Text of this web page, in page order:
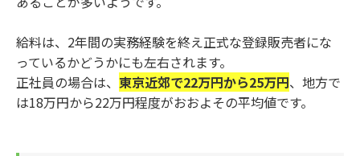
給料は、2年間の実務経験を終え正式な登録販売者にな
っているかどうかにも左右されます。
正社員の場合は、 東京近郊で22万円から25万円、地方で
は18万円から22万円程度がおおよその平均値です。